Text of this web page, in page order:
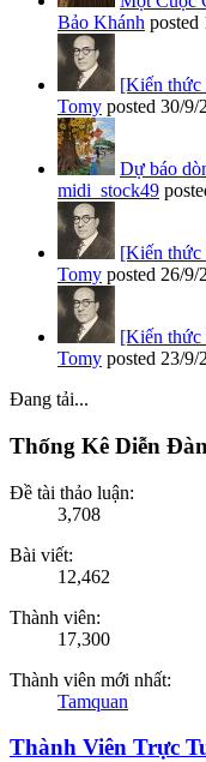
Bảo Khánh posted
[Kiến thức
Tomy posted 30/9/
Dự báo
midi_stock49
[Kiến thức
Tomy posted 26/9/
[Kiến thức
Tomy posted 23/9/
Đang tải...
Thống Kê Diễn Đàn
Đề tài thảo luận:
3,708
Bài viết:
12,462
Thành viên:
17,300
Thành viên mới nhất:
Tamquan
Thành Viên Trực